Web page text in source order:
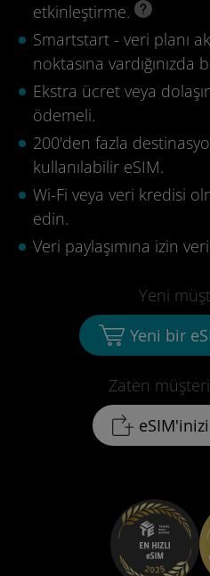
etkinleştirme.
Smartstart - veri planı
noktasına vardığınızda
Ekstra ücret veya
ödemeli.
200'den fazla
kullanılabilir eSIM.
Wi-Fi veya veri kredisi
edin.
Veri paylaşımına izin
Zaten
eSIM'inizi
Yeni
Yeni bir